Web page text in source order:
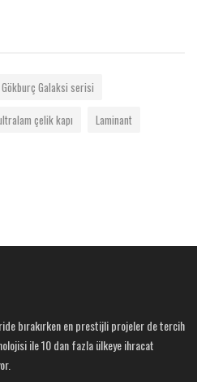
Gökburç Galaksi serisi
çelik kapı
Laminant
bırakırken en prestijli projeler de tercih
ile 10 dan fazla ülkeye ihracat